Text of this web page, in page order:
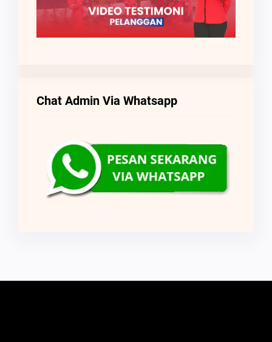
Chat Admin Via Whatsapp